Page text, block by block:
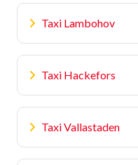
Taxi Lambohov
Taxi Hackefors
Taxi Vallastaden